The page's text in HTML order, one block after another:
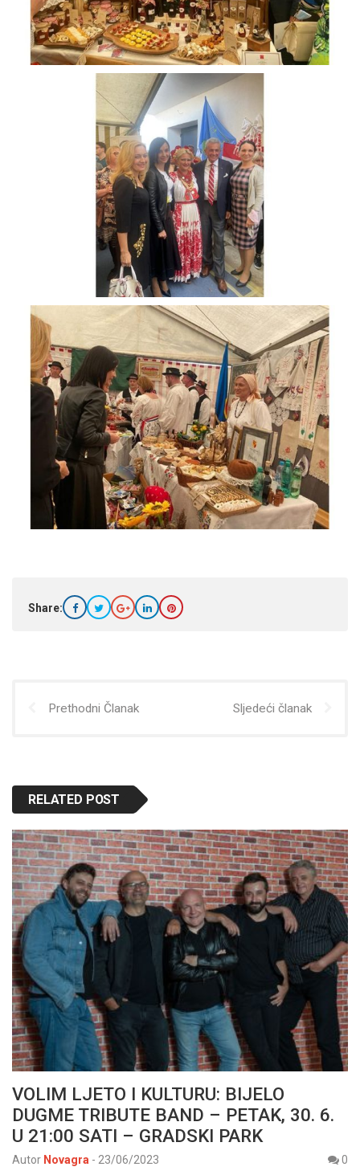
Share:
Prethodni Članak Sljedeći članak
RELATED POST
VOLIM LJETO I KULTURU: BIJELO
DUGME TRIBUTE BAND – PETAK, 30. 6.
U 21:00 SATI – GRADSKI PARK
Autor Novagra - 23/06/2023 0